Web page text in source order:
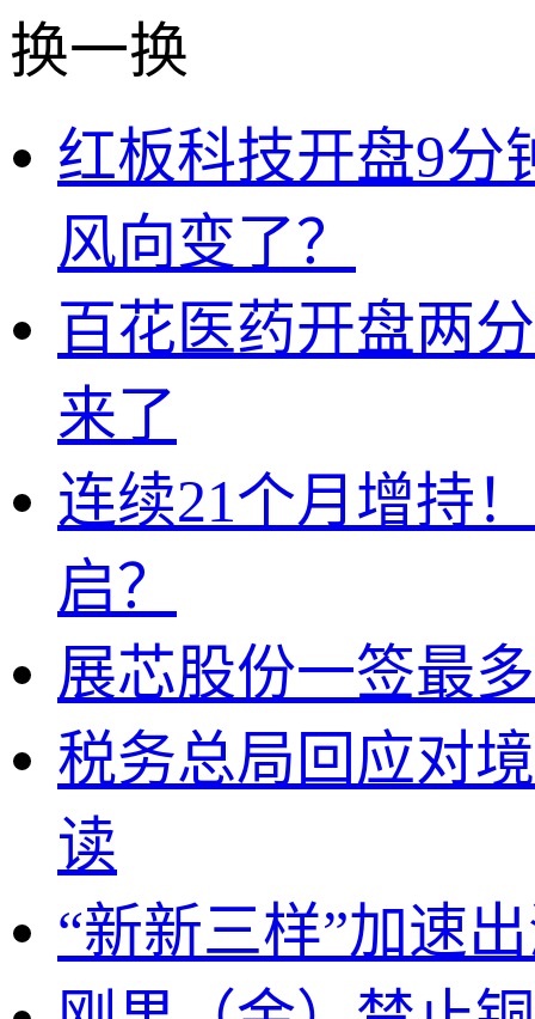
换一换
红板科技开盘9分
风向变了？
百花医药开盘两
来了
连续21个月增持
启？
展芯股份一签最
税务总局回应对
读
“新新三样”加速